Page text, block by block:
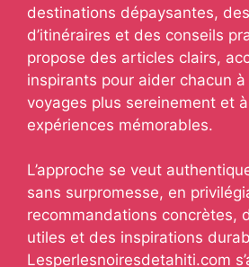
destinations dépaysantes,
d’itinéraires et des conseils
propose des articles clairs,
inspirants pour aider chacun
voyages plus sereinement et
expériences mémorables.
L’approche se veut
sans surpromesse, en
recommandations concrètes,
utiles et des inspirations
Lesperlesnoiresdetahiti.com